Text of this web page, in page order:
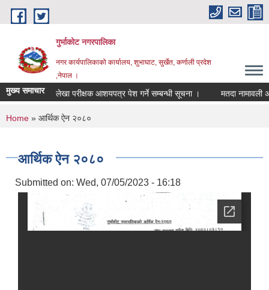
Skip to main content
गुर्भाकोट नगरपालिका
नगर कार्यपालिकाको कार्यालय, शुभाघाट, सुर्खेत, कर्णाली प्रदेश
,नेपाल ।
मुख्य समाचार लेखा परीक्षक आशयपत्र पेश गर्ने सम्बन्धी सूचना । मतदा नामावली
You are here
Home » आर्थिक ऐन २०८०
आर्थिक ऐन २०८०
Submitted on: Wed, 07/05/2023 - 16:18